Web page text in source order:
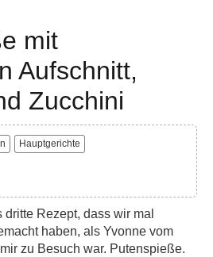
mit
Aufschnitt,
Zucchini
Hauptgerichte
Rezept, dass wir mal
haben, als Yvonne vom
zu Besuch war. Putenspieße.